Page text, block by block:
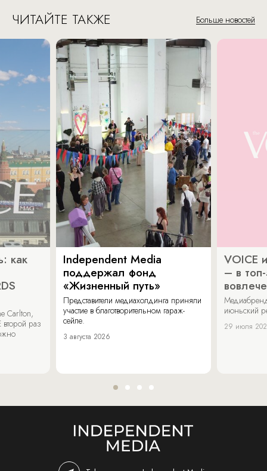
ЧИТАЙТЕ ТАКЖЕ Больше новостей
как
Carlton,
раз
Independent Media
поддержал фонд
«Жизненный путь»
Представители медиахолдинга приняли
участие в благотворительном гараж-
сейле.
3 августа 2026
VOICE
– в
июньский
29 июля